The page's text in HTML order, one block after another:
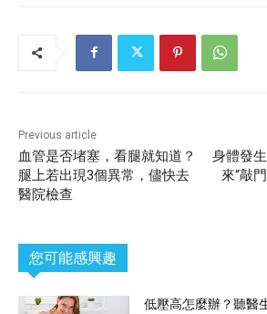
Previous article
血管是否堵塞，看腿就知道？
腿上若出現3個異常，儘快去
醫院檢查
身體發
來“敲
您可能感興趣
低壓高怎麼辦？聽醫